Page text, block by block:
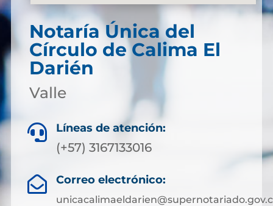
Notaría Única del
Círculo de Calima El
Darién
Valle
 Líneas de atención:
(+57) 3167133016
 Correo electrónico: